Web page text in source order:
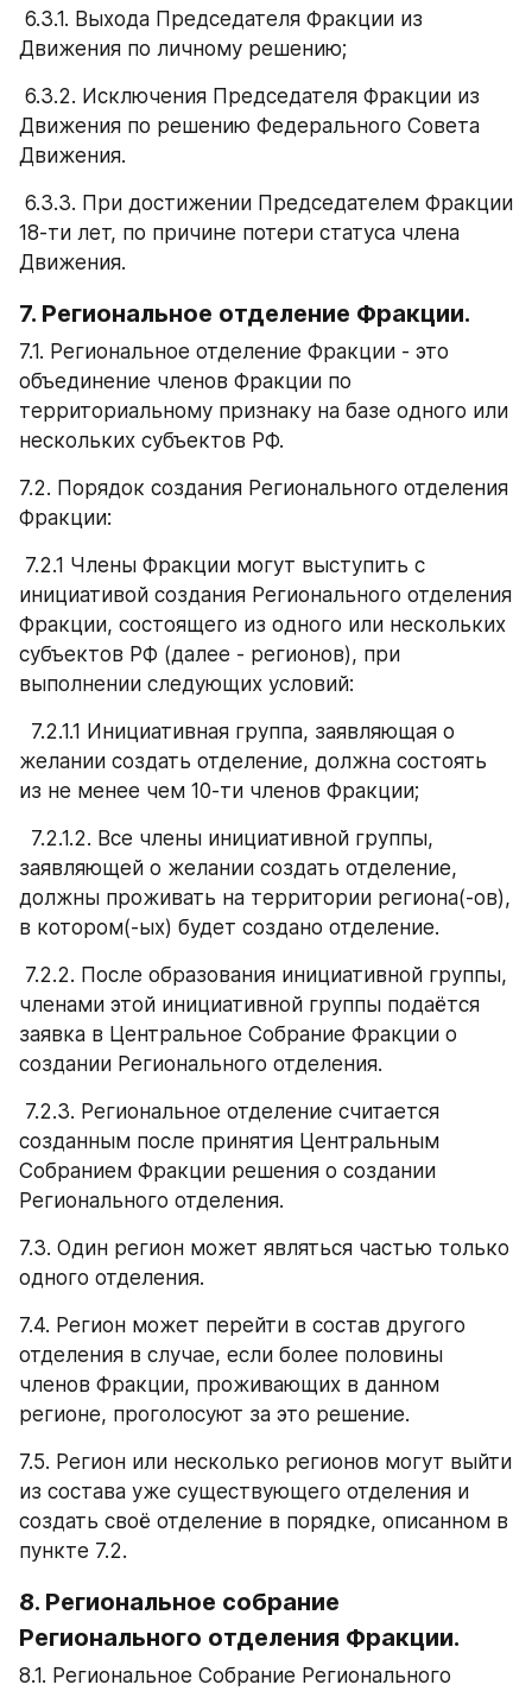
Движения по личному решению;
Движения по решению Федерального Совета
Движения.
18-ти лет, по причине потери статуса члена
Движения.
7. Региональное отделение Фракции.
7.1. Региональное отделение Фракции - это
объединение членов Фракции по
территориальному признаку на базе одного или
нескольких субъектов РФ.
7.2. Порядок создания Регионального отделения
Фракции:
инициативой создания Регионального отделения
Фракции, состоящего из одного или нескольких
субъектов РФ (далее - регионов), при
выполнении следующих условий:
желании создать отделение, должна состоять
из не менее чем 10-ти членов Фракции;
заявляющей о желании создать отделение,
должны проживать на территории региона(-ов),
в котором(-ых) будет создано отделение.
членами этой инициативной группы подаётся
заявка в Центральное Собрание Фракции о
создании Регионального отделения.
созданным после принятия Центральным
Собранием Фракции решения о создании
Регионального отделения.
7.3. Один регион может являться частью только
одного отделения.
7.4. Регион может перейти в состав другого
отделения в случае, если более половины
членов Фракции, проживающих в данном
регионе, проголосуют за это решение.
7.5. Регион или несколько регионов могут выйти
из состава уже существующего отделения и
создать своё отделение в порядке, описанном в
пункте 7.2.
8. Региональное собрание
Регионального отделения Фракции.
8.1. Региональное Собрание Регионального